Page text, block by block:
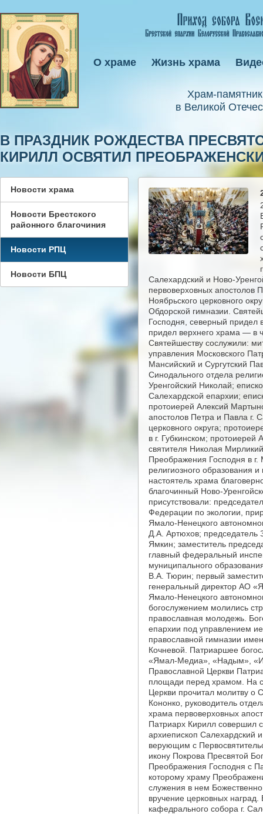
Xрам-
в Великой
О храме Жизнь храма
В ПРАЗДНИК РОЖДЕСТВА
КИРИЛЛ ОСВЯТИЛ
Новости храма
Новости Брестского
районного благочиния
Новости РПЦ
Новости БПЦ
Салехардский и Ново-
первоверховных апостолов
Ноябрьского церковного
Обдорской гимназии.
Господня, северный придел
придел верхнего храма — в
Святейшеству сослужили:
управления Московского
Мансийский и Сургутский
Синодального отдела
Уренгойский Николай;
Салехардской епархии;
протоиерей Алексий
апостолов Петра и Павла г.
церковного округа;
в г. Губкинском;
святителя Николая
Преображения Господня в г.
религиозного образования
настоятель храма
благочинный Ново-
присутствовали:
Федерации по экологии,
Ямало-Ненецкого
Д.А. Артюхов; председатель
Ямкин; заместитель
главный федеральный
муниципального
В.А. Тюрин; первый
генеральный директор АО
Ямало-Ненецкого
богослужением молились
православная молодежь.
епархии под управлением
православной гимназии
Кочневой. Патриаршее
«Ямал-Медиа», «Надым»,
Православной Церкви
площади перед храмом. На
Церкви прочитал молитву о
Кононко, руководитель
храма первоверховных
Патриарх Кирилл совершил
архиепископ Салехардский
верующим с
икону Покрова Пресвятой
Преображения Господня с
которому храму
служения в нем
вручение церковных
кафедрального собора г.